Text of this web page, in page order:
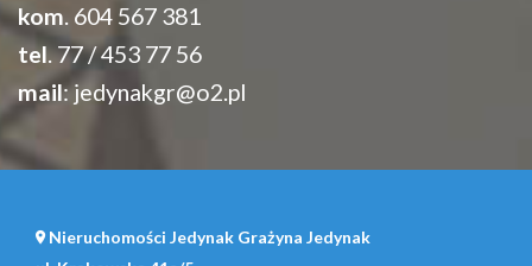
kom. 604 567 381
tel. 77 / 453 77 56
mail:jedynakgr@o2.pl
Nieruchomości Jedynak Grażyna Jedynak